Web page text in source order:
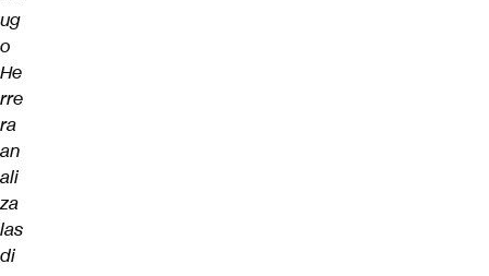
ug
o
He
rre
ra
an
ali
za
las
di